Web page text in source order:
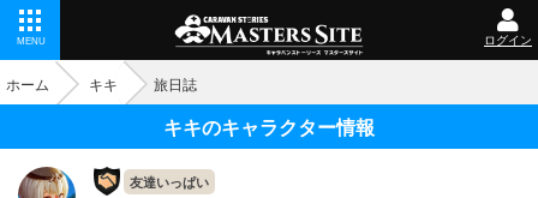
MENU ログイン
ホーム キキ 旅日誌
キキのキャラクター情報
友達いっぱい